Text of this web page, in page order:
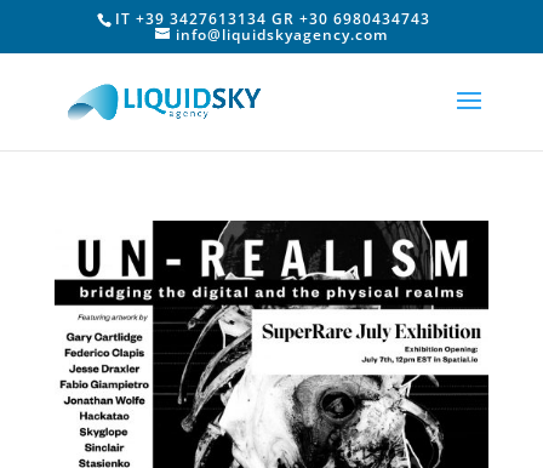
IT +39 3427613134 GR +30 6980434743
info@liquidskyagency.com